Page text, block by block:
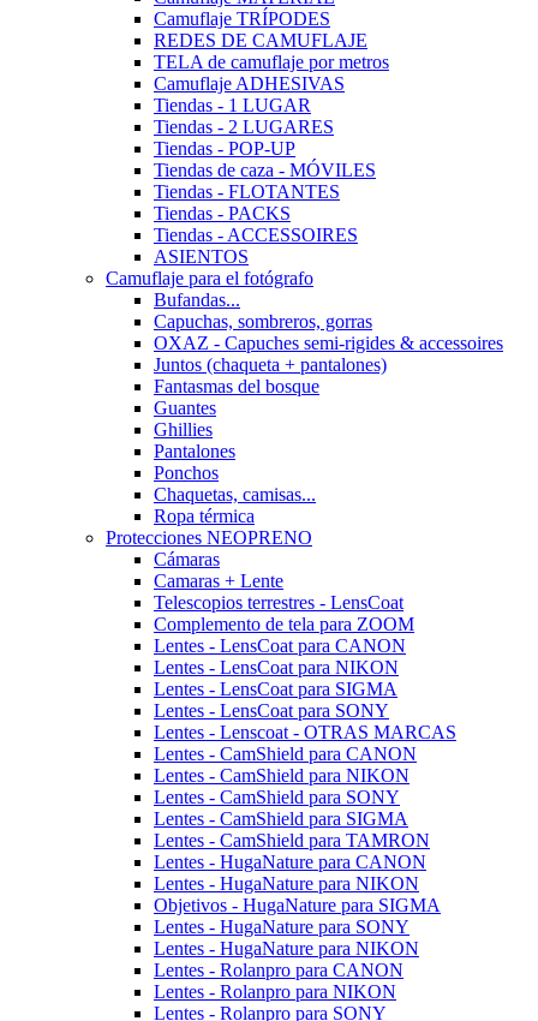
Camuflaje TRÍPODES
REDES DE CAMUFLAJE
TELA de camuflaje por metros
Camuflaje ADHESIVAS
Tiendas - 1 LUGAR
Tiendas - 2 LUGARES
Tiendas - POP-UP
Tiendas de caza - MÓVILES
Tiendas - FLOTANTES
Tiendas - PACKS
Tiendas - ACCESSOIRES
ASIENTOS
Camuflaje para el fotógrafo
Bufandas...
Capuchas, sombreros, gorras
OXAZ - Capuches semi-rigides & accessoires
Juntos (chaqueta + pantalones)
Fantasmas del bosque
Guantes
Ghillies
Pantalones
Ponchos
Chaquetas, camisas...
Ropa térmica
Protecciones NEOPRENO
Cámaras
Camaras + Lente
Telescopios terrestres - LensCoat
Complemento de tela para ZOOM
Lentes - LensCoat para CANON
Lentes - LensCoat para NIKON
Lentes - LensCoat para SIGMA
Lentes - LensCoat para SONY
Lentes - Lenscoat - OTRAS MARCAS
Lentes - CamShield para CANON
Lentes - CamShield para NIKON
Lentes - CamShield para SONY
Lentes - CamShield para SIGMA
Lentes - CamShield para TAMRON
Lentes - HugaNature para CANON
Lentes - HugaNature para NIKON
Objetivos - HugaNature para SIGMA
Lentes - HugaNature para SONY
Lentes - HugaNature para NIKON
Lentes - Rolanpro para CANON
Lentes - Rolanpro para NIKON
Lentes - Rolanpro para SONY